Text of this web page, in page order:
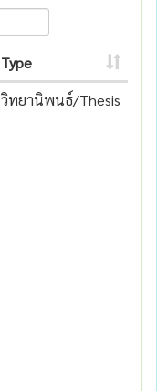
Type
วิทยานิพนธ์/Thesis